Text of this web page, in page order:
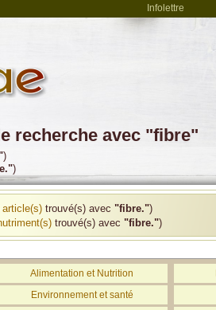
Infolettre
recherche avec "fibre"
)
)
article(s) trouvé(s) avec "fibre.")
trouvé(s) avec "fibre.")
Alimentation et Nutrition
Environnement et santé